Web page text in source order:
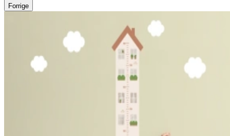
Forrige